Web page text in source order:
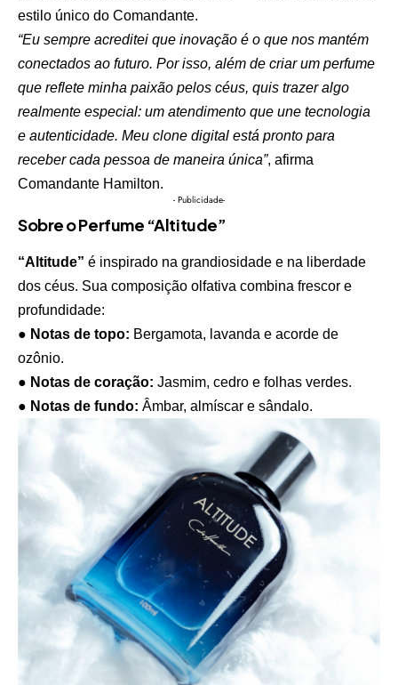
estilo único do Comandante.
“Eu sempre acreditei que inovação é o que nos mantém
conectados ao futuro. Por isso, além de criar um perfume
que reflete minha paixão pelos céus, quis trazer algo
realmente especial: um atendimento que une tecnologia
e autenticidade. Meu clone digital está pronto para
receber cada pessoa de maneira única”, afirma
Comandante Hamilton.
- Publicidade-
Sobre o Perfume “Altitude”
“Altitude” é inspirado na grandiosidade e na liberdade
dos céus. Sua composição olfativa combina frescor e
profundidade:
● Notas de topo: Bergamota, lavanda e acorde de
ozônio.
● Notas de coração: Jasmim, cedro e folhas verdes.
● Notas de fundo: Âmbar, almíscar e sândalo.